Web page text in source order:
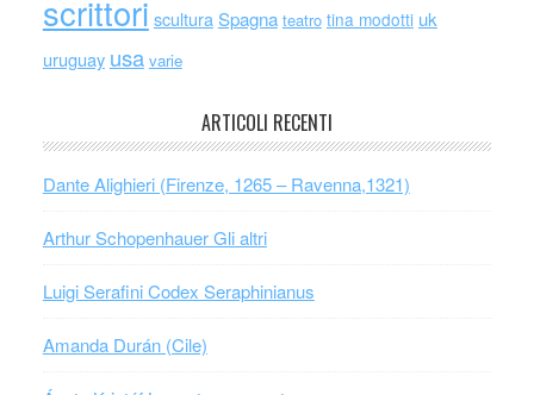
scrittori scultura Spagna teatro tina modotti uk
uruguay usa varie
ARTICOLI RECENTI
Dante Alighieri (Firenze, 1265 – Ravenna,1321)
Arthur Schopenhauer Gli altri
Luigi Serafini Codex Seraphinianus
Amanda Durán (Cile)